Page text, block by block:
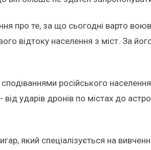
про те, за що сьогодні варто
відтоку населення з міст. За
російського
ударів дронів по містах до
який спеціалізується на